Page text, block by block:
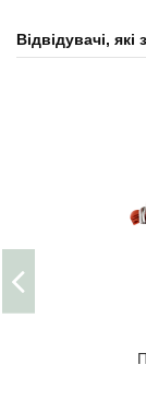
Відвідувачі,